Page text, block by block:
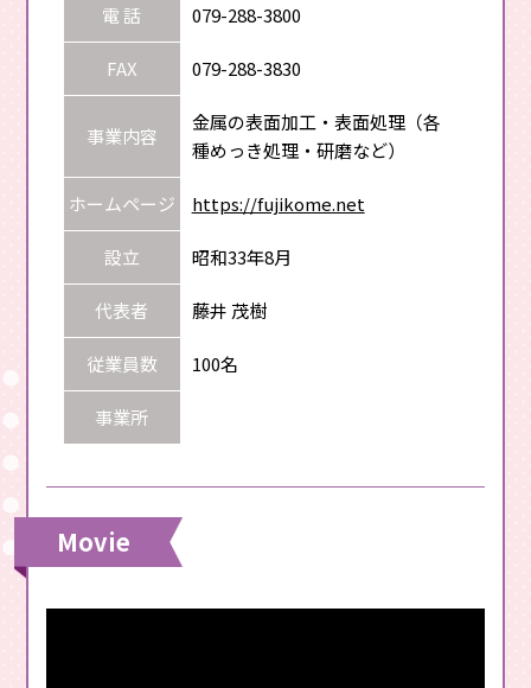
電 話 079-288-3800
FAX 079-288-3830
事業内容
金属の表面加工・表面処理（各
種めっき処理・研磨など）
ホームページ https://fujikome.net
設立 昭和33年8月
代表者 藤井 茂樹
従業員数 100名
事業所
Movie